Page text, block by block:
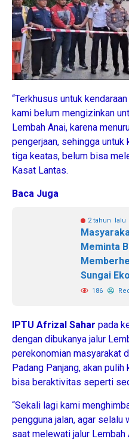
“Terkhusus untuk
kami belum mengizinkan
Lembah Anai, karena
pengerjaan, sehingga untuk
tiga keatas, belum bisa
Kasat Lantas.
Baca Juga
2 tahun lalu
Meminta
Sungai
186
IPTU Afrizal Sahar pada
dengan dibukanya jalur
perekonomian masyarakat
Padang Panjang, akan
bisa beraktivitas seperti
“Sekali lagi kami
pengguna jalan, agar
saat melewati jalur Lembah